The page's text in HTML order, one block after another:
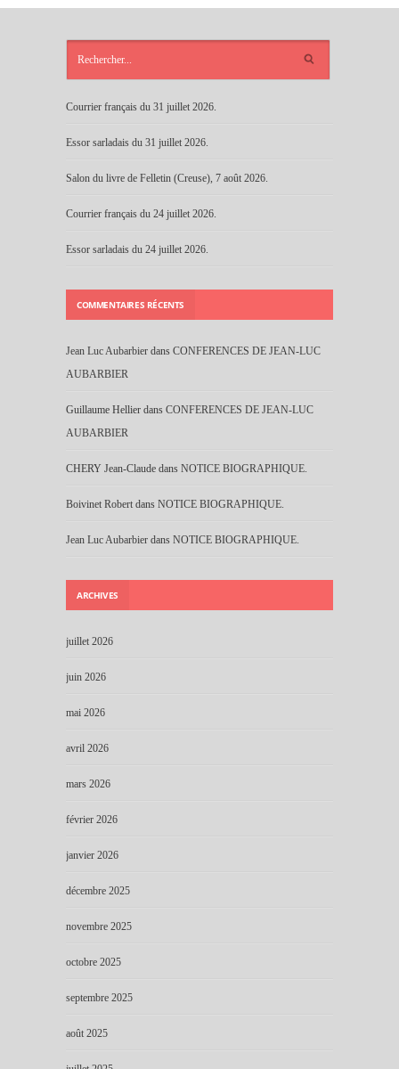
Courrier français du 31 juillet 2026.
Essor sarladais du 31 juillet 2026.
Salon du livre de Felletin (Creuse), 7 août 2026.
Courrier français du 24 juillet 2026.
Essor sarladais du 24 juillet 2026.
COMMENTAIRES RÉCENTS
Jean Luc Aubarbier dans CONFERENCES DE JEAN-LUC
AUBARBIER
Guillaume Hellier dans CONFERENCES DE JEAN-LUC
AUBARBIER
CHERY Jean-Claude dans NOTICE BIOGRAPHIQUE.
Boivinet Robert dans NOTICE BIOGRAPHIQUE.
Jean Luc Aubarbier dans NOTICE BIOGRAPHIQUE.
ARCHIVES
juillet 2026
juin 2026
mai 2026
avril 2026
mars 2026
février 2026
janvier 2026
décembre 2025
novembre 2025
octobre 2025
septembre 2025
août 2025